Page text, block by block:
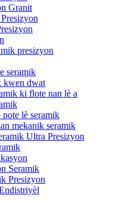
Granit
presizyon
seramik
kwen dwat
ki flote nan lè a
lè seramik
mekanik seramik
Ultra Presizyon
Seramik
Presizyon